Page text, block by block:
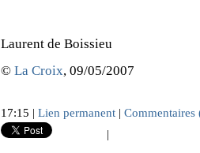
Laurent de Boissieu
© La Croix, 09/05/2007
17:15 | Lien permanent | Commentaires
|